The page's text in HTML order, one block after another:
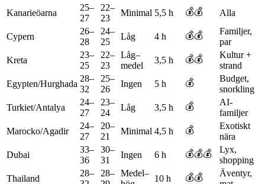
Kanarieöarna
25–
27
22–
23
Minimal 5,5 h 💰💰 Alla
Cypern
26–
28
24–
25
Låg 4 h 💰💰
Familjer,
par
Kreta
23–
25
22–
23
Låg–
medel
3,5 h 💰💰
Kultur +
strand
Egypten/Hurghada
28–
32
25–
26
Ingen 5 h 💰
Budget,
snorkling
Turkiet/Antalya
24–
27
23–
24
Låg 3,5 h 💰
AI-
familjer
Marocko/Agadir
24–
27
20–
21
Minimal 4,5 h 💰
Exotiskt
nära
Dubai
33–
36
30–
31
Ingen 6 h 💰💰💰
Lyx,
shopping
Thailand
28–
28– Medel–
10 h 💰💰
Äventyr,